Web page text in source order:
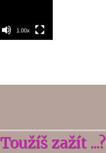
1.00x
Toužíš zažít ...?